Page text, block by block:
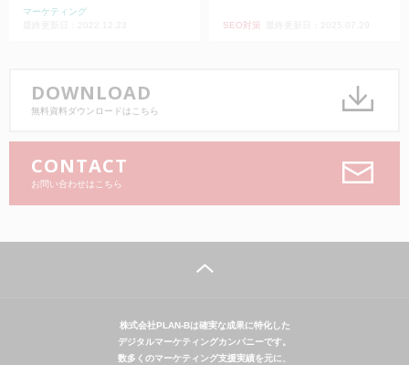
マーケティング
SEO対策
DOWNLOAD
無料資料ダウンロードはこちら
CONTACT
お問い合わせはこちら
株式会社PLAN-Bは確実な成果に特化した
デジタルマーケティングカンパニーです。
数多くのマーケティング支援実績を元に、